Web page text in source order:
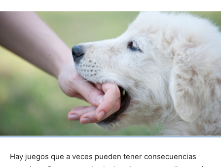
Hay juegos que a veces pueden tener consecuencias